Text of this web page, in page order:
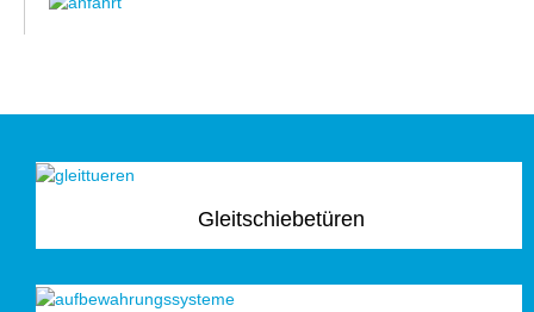
Gleitschiebetüren